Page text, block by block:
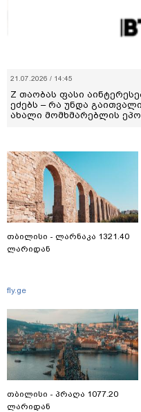
21.07.2026 / 14:45
Z თაობას ფასი
ეძებს – რა უნდა
ახალი მომხმარებლის
თბილისი - ლარნაკა 1321.40
ლარიდან
fly.ge
თბილისი - პრაღა 1077.20
ლარიდან